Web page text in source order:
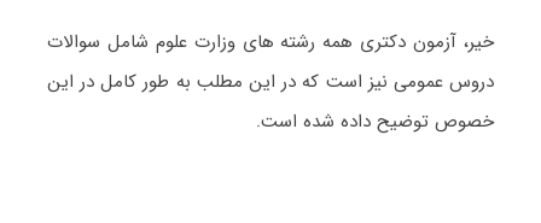
خیر، آزمون دکتری همه رشته های وزارت علوم شامل سوالات
دروس عمومی نیز است که در این مطلب به طور کامل در این
خصوص توضیح داده شده است.